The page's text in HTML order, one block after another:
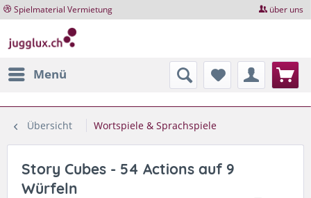
Spielmaterial Vermietung über uns
Menü
Übersicht Wortspiele & Sprachspiele
Story Cubes - 54 Actions auf 9
Würfeln